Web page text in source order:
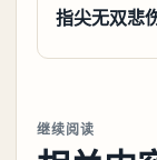
指尖无双悲
继续阅读